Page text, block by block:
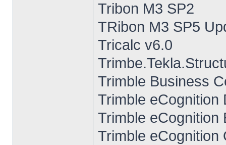
Tribon M3 SP2
TRibon M3 SP5
Tricalc v6.0
Trimble Business
Trimble eCognition
Trimble eCognition
Trimble eCognition